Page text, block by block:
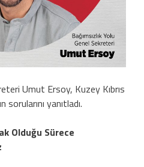
Umut Ersoy, Kuzey Kıbrıs
sorularını yanıtladı.
Olduğu Sürece